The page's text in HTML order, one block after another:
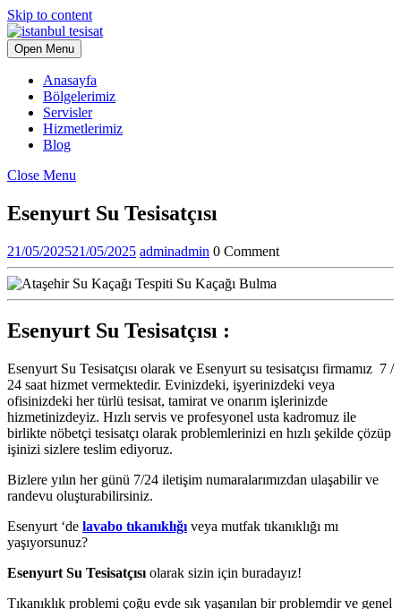
Skip to content
Open Menu
Anasayfa
Bölgelerimiz
Servisler
Hizmetlerimiz
Blog
Close Menu
Esenyurt Su Tesisatçısı
21/05/202521/05/2025 adminadmin 0 Comment
Esenyurt Su Tesisatçısı :
Esenyurt Su Tesisatçısı olarak ve Esenyurt su tesisatçısı firmamız 7 /
24 saat hizmet vermektedir. Evinizdeki, işyerinizdeki veya
ofisinizdeki her türlü tesisat, tamirat ve onarım işlerinizde
hizmetinizdeyiz. Hızlı servis ve profesyonel usta kadromuz ile
birlikte nöbetçi tesisatçı olarak problemlerinizi en hızlı şekilde çözüp
işinizi sizlere teslim ediyoruz.
Bizlere yılın her günü 7/24 iletişim numaralarımızdan ulaşabilir ve
randevu oluşturabilirsiniz.
Esenyurt ‘de lavabo tıkanıklığı veya mutfak tıkanıklığı mı
yaşıyorsunuz?
Esenyurt Su Tesisatçısı olarak sizin için buradayız!
Tıkanıklık problemi çoğu evde sık yaşanılan bir problemdir ve genel